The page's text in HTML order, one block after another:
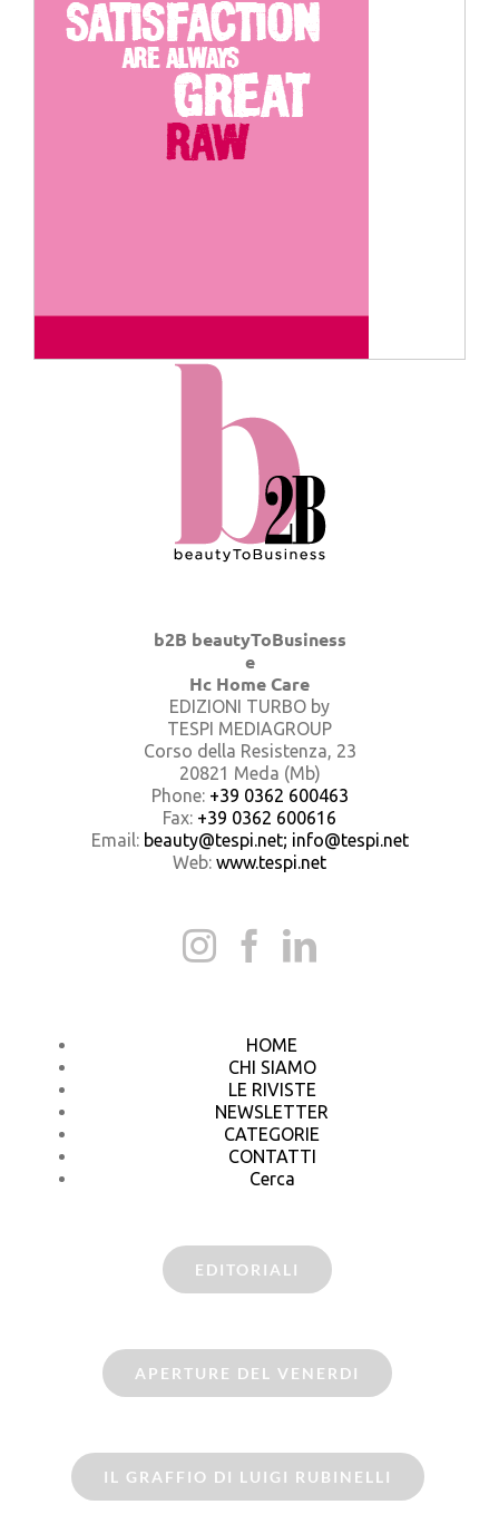
b2B beautyToBusiness
e
Hc Home Care
EDIZIONI TURBO by
TESPI MEDIAGROUP
Corso della Resistenza, 23
20821 Meda (Mb)
Phone: +39 0362 600463
Fax: +39 0362 600616
Email: beauty@tespi.net; info@tespi.net
Web: www.tespi.net
HOME
CHI SIAMO
LE RIVISTE
NEWSLETTER
CATEGORIE
CONTATTI
Cerca
EDITORIALI
APERTURE DEL VENERDI
IL GRAFFIO DI LUIGI RUBINELLI